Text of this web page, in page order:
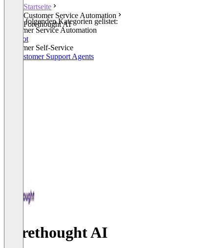
Startseite
Customer Service Automation
Forethought AI
In den folgenden Kategorien gelistet:
Customer Service Automation
Chatbot
Customer Self-Service
AI Customer Support Agents
Forethought AI